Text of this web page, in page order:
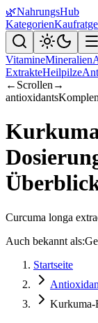
🌿NahrungsHub
Kategorien
VitamineMineralien
ExtrakteHeilpilze
← Scrollen →
antioxidants
Curcuma longa
Auch bekannt als:
Startseite
Kurkuma-